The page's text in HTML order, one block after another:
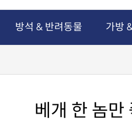
방석 & 반려동물 가방
베개 한 놈만